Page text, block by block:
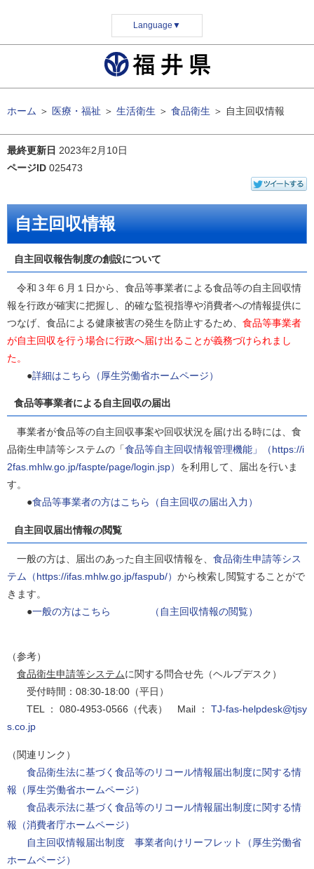
Language ▼
ホーム ＞ 医療・福祉 ＞ 生活衛生 ＞ 食品衛生 ＞ 自主回収情報
最終更新日 2023年2月10日
ページID 025473
自主回収情報
自主回収報告制度の創設について
令和３年６月１日から、食品等事業者による食品等の自主回収情
報を行政が確実に把握し、的確な監視指導や消費者への情報提供に
つなげ、食品による健康被害の発生を防止するため、 食品等事業者
が自主回収を行う場合に行政へ届け出ることが義務づけられまし
た。
●詳細はこちら（厚生労働省ホームページ）
食品等事業者による自主回収の届出
事業者が食品等の自主回収事案や回収状況を届け出る時には、食
品衛生申請等システムの「食品等自主回収情報管理機能」（https://i
2fas.mhlw.go.jp/faspte/page/login.jsp） を利用して、届出を行いま
す。
●食品等事業者の方はこちら（自主回収の届出入力）
自主回収届出情報の閲覧
一般の方は、届出のあった自主回収情報を、 食品衛生申請等シス
テム（https://ifas.mhlw.go.jp/faspub/） から検索し閲覧することがで
きます。
●一般の方はこちら （自主回収情報の閲覧）
（参考）
食品衛生申請等システムに関する問合せ先（ヘルプデスク）
受付時間：08:30-18:00（平日）
TEL ： 080-4953-0566（代表） Mail ： TJ-fas-helpdesk@tjsy
s.co.jp
（関連リンク）
食品衛生法に基づく食品等のリコール情報届出制度に関する情
報（厚生労働省ホームページ）
食品表示法に基づく食品等のリコール情報届出制度に関する情
報（消費者庁ホームページ）
自主回収情報届出制度 事業者向けリーフレット（厚生労働省
ホームページ）